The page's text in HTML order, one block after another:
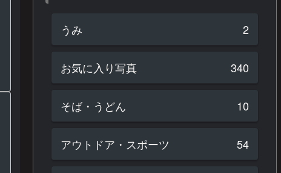
うみ 2
お気に入り写真 340
そば・うどん 10
アウトドア・スポーツ 54